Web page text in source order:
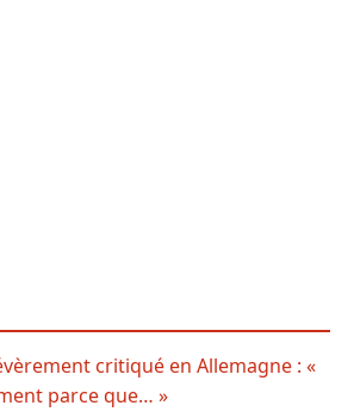
critiqué en Allemagne : «
parce que… »